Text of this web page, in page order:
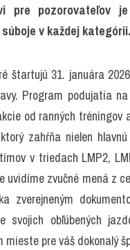
pre pozorovateľov
v každej kategórii.
štartujú 31. januára
Program podujatia
od ranných
zahŕňa nielen
v triedach LMP2,
zvučné mená z
zverejneným
obľúbených
pre váš dokonalý